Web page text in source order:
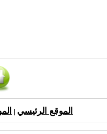
الموقع الرئيسي